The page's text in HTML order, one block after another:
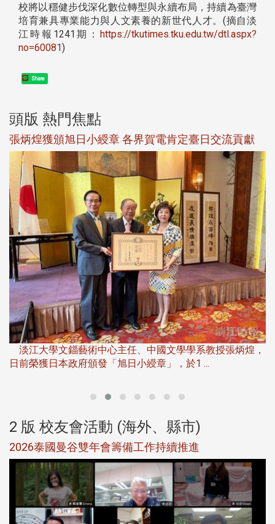
校將以穩健步伐深化數位轉型與永續布局，持續為臺灣
培育兼具專業能力與人文素養的新世代人才。(摘自淡
江時報1241期： https://tkutimes.tku.edu.tw/dtl.aspx?
no=60081)
Share
頭版 熱門焦點
張炳煌獲頒旭日小綬章 各界賀電肯定臺日交流貢獻
淡江大學文錙藝術中心主任、中國文學學系教授張炳煌，
日前榮獲日本政府頒發「旭日小綬章」，於1 ...
2 版 校友會活動 (海外、縣市)
2026泰國曼谷雙年會籌備工作持續推進